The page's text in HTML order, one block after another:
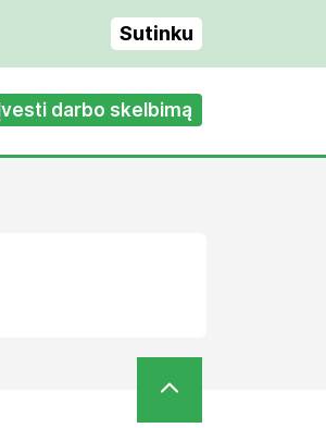
Sutinku
Įvesti darbo skelbimą